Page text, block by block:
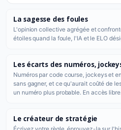
La sagesse des foules
L'opinion collective agrégée et
étoiles quand la foule, l'IA et le ELO
Les écarts des numéros,
Numéros par code course, jockeys et
sans gagner, et ce qu'aurait coûté de
un numéro plus probable. En accès
Le créateur de stratégie